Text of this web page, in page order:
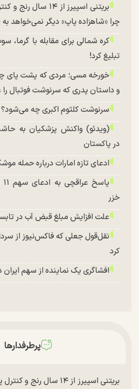
بریتنی اسپیرز از ۱۴
چرا «شاهزاده پاپ» دیگر نمی‌خواهد
کره شمالی برای مقابله با
تبلیغ کرد!
خورخه مسی؛ مردی که پشت پای
و داستان پدری که سرنوشت فوتبال
سرنوشت کلثوم اکبری چه می‌شود؟
(ویدئو) واکنش پزشکیان به
در پاکستان
ادعای تازه امارات درباره حمله
خزر
علت افزایش مبلغ قبض آب در
نقل‌قول جعلی که فاکس‌نیوز از
کرد
افشاگری یک نماینده از سهم ایران
پرطرفدارها
بریتنی اسپیرز از ۱۴ سال